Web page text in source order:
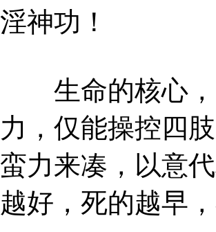
淫神功！
生命的核心，
力，仅能操控四
蛮力来凑，以意
越好，死的越早